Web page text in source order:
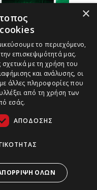
Παράδοσης Προϊόντων
×
το περιεχόμενο,
επισκεψιμότητά μας.
με τη χρήση του
και ανάλυσης, οι
άλλες πληροφορίες που
από τη χρήση των
εσάς.
ΑΠΌΔΟΣΗΣ
ΌΛΩΝ